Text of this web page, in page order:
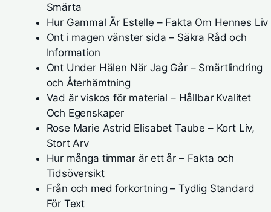
Smärta
Hur Gammal Är Estelle – Fakta Om Hennes Liv
Ont i magen vänster sida – Säkra Råd och
Information
Ont Under Hälen När Jag Går – Smärtlindring
och Återhämtning
Vad är viskos för material – Hållbar Kvalitet
Och Egenskaper
Rose Marie Astrid Elisabet Taube – Kort Liv,
Stort Arv
Hur många timmar är ett år – Fakta och
Tidsöversikt
Från och med forkortning – Tydlig Standard
För Text